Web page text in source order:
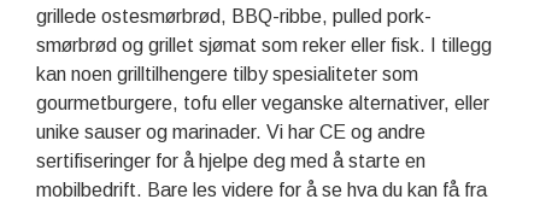
grillede ostesmørbrød, BBQ-ribbe, pulled pork-
smørbrød og grillet sjømat som reker eller fisk. I tillegg
kan noen grilltilhengere tilby spesialiteter som
gourmetburgere, tofu eller veganske alternativer, eller
unike sauser og marinader. Vi har CE og andre
sertifiseringer for å hjelpe deg med å starte en
mobilbedrift. Bare les videre for å se hva du kan få fra